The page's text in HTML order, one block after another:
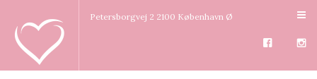
Petersborgvej 2 2100 København Ø